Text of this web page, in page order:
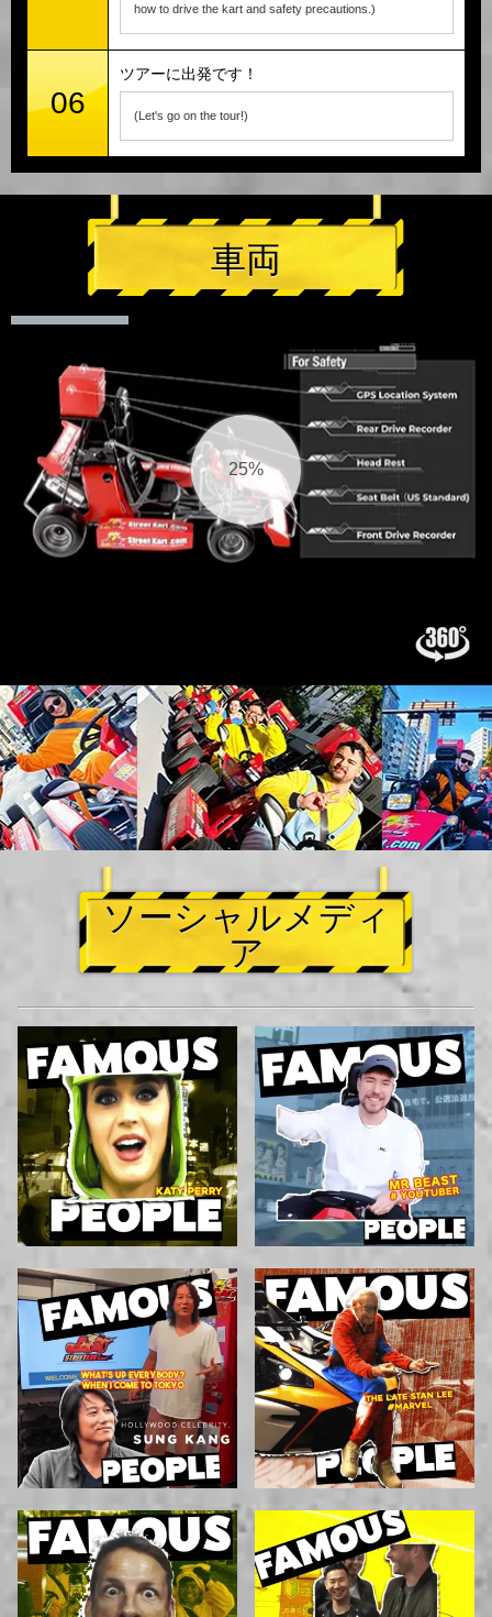
how to drive the kart and safety precautions.)
06
ツアーに出発です！
(Let's go on the tour!)
車両
25%
ソーシャルメディ
ア